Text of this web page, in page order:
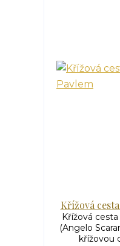
Křížová
Křížová
(Angelo
křížovou